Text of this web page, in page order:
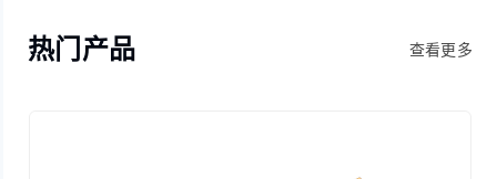
热门产品 查看更多